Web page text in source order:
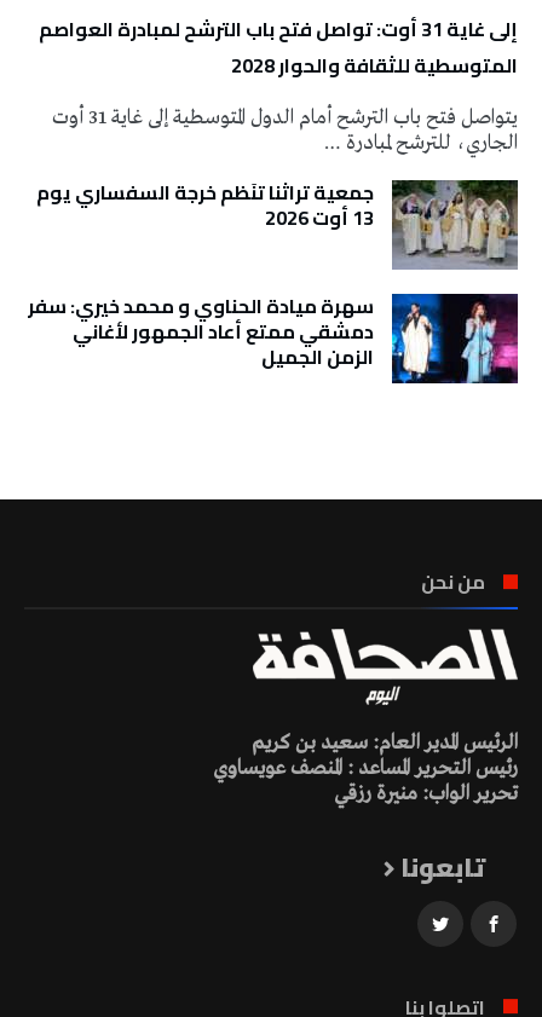
إلى غاية 31 أوت: تواصل فتح باب الترشح لمبادرة العواصم
المتوسطية للثقافة والحوار 2028
يتواصل فتح باب الترشح أمام الدول المتوسطية إلى غاية 31 أوت
الجاري، للترشح لمبادرة …
جمعية تراثنا تنَظم خرجة السفساري يوم
13 أوت 2026
سهرة ميادة الحناوي و محمد خيري: سفر
دمشقي ممتع أعاد الجمهور لأغاني
الزمن الجميل
من نحن
الرئيس المدير العام: سعيد بن كريم
رئيس التحرير المساعد : المنصف عويساوي
تحرير الواب: منيرة رزقي
تابعونا
اتصلوا بنا